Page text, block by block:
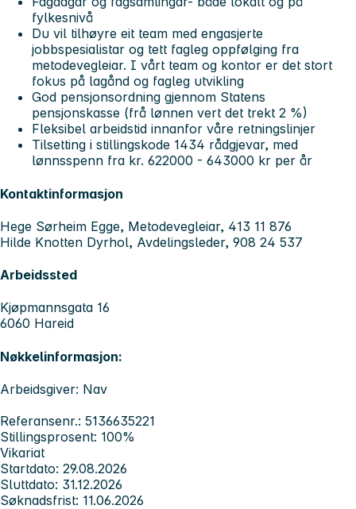
fylkesnivå
Du vil tilhøyre eit team med engasjerte
jobbspesialistar og tett fagleg oppfølging fra
metodevegleiar. I vårt team og kontor er det stort
fokus på lagånd og fagleg utvikling
God pensjonsordning gjennom Statens
pensjonskasse (frå lønnen vert det trekt 2 %)
Fleksibel arbeidstid innanfor våre retningslinjer
Tilsetting i stillingskode 1434 rådgjevar, med
lønnsspenn fra kr. 622000 - 643000 kr per år
Kontaktinformasjon
Hege Sørheim Egge, Metodevegleiar, 413 11 876
Hilde Knotten Dyrhol, Avdelingsleder, 908 24 537
Arbeidssted
Kjøpmannsgata 16
6060 Hareid
Nøkkelinformasjon:
Arbeidsgiver: Nav
Referansenr.: 5136635221
Stillingsprosent: 100%
Vikariat
Startdato: 29.08.2026
Sluttdato: 31.12.2026
Søknadsfrist: 11.06.2026